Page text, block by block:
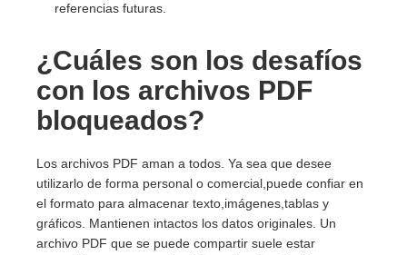
referencias futuras.
¿Cuáles son los desafíos
con los archivos PDF
bloqueados?
Los archivos PDF aman a todos. Ya sea que desee
utilizarlo de forma personal o comercial,puede confiar en
el formato para almacenar texto,imágenes,tablas y
gráficos. Mantienen intactos los datos originales. Un
archivo PDF que se puede compartir suele estar